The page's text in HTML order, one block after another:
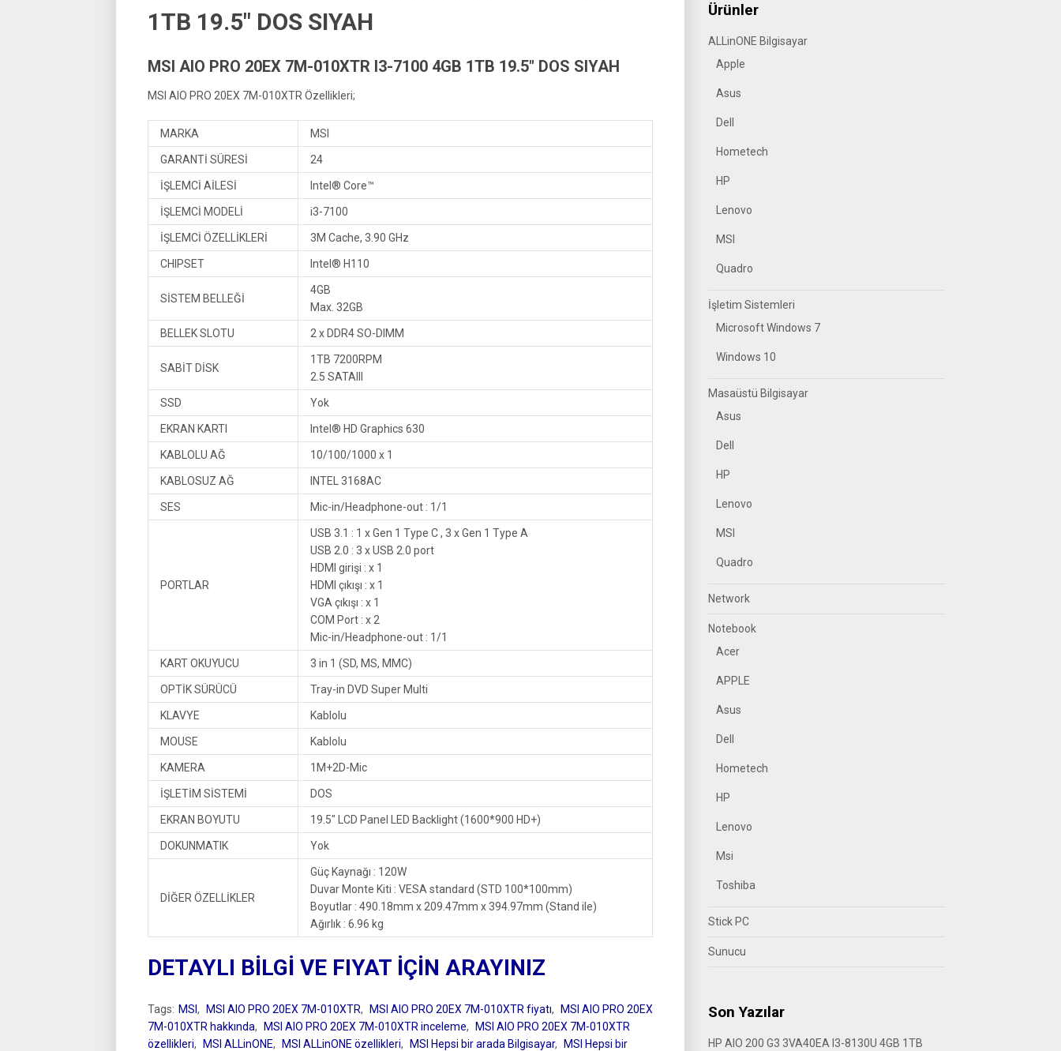
1TB 19.5″ DOS SIYAH
MSI AIO PRO 20EX 7M-010XTR I3-7100 4GB 1TB 19.5″ DOS SIYAH
MSI AIO PRO 20EX 7M-010XTR Özellikleri;
MARKA MSI
GARANTİ SÜRESİ 24
İŞLEMCİ AİLESİ Intel® Core™
İŞLEMCİ MODELİ i3-7100
İŞLEMCİ ÖZELLİKLERİ 3M Cache, 3.90 GHz
CHIPSET Intel® H110
SİSTEM BELLEĞİ
4GB
Max. 32GB
BELLEK SLOTU 2 x DDR4 SO-DIMM
SABİT DİSK
1TB 7200RPM
2.5 SATAIII
SSD Yok
EKRAN KARTI Intel® HD Graphics 630
KABLOLU AĞ 10/100/1000 x 1
KABLOSUZ AĞ INTEL 3168AC
SES Mic-in/Headphone-out : 1/1
PORTLAR
USB 3.1 : 1 x Gen 1 Type C , 3 x Gen 1 Type A
USB 2.0 : 3 x USB 2.0 port
HDMI girişi : x 1
HDMI çıkışı : x 1
VGA çıkışı : x 1
COM Port : x 2
Mic-in/Headphone-out : 1/1
KART OKUYUCU 3 in 1 (SD, MS, MMC)
OPTİK SÜRÜCÜ Tray-in DVD Super Multi
KLAVYE Kablolu
MOUSE Kablolu
KAMERA 1M+2D-Mic
İŞLETİM SİSTEMİ DOS
EKRAN BOYUTU 19.5″ LCD Panel LED Backlight (1600*900 HD+)
DOKUNMATIK Yok
DİĞER ÖZELLİKLER
Güç Kaynağı : 120W
Duvar Monte Kiti : VESA standard (STD 100*100mm)
Boyutlar : 490.18mm x 209.47mm x 394.97mm (Stand ile)
Ağırlık : 6.96 kg
DETAYLI BİLGİ VE FIYAT İÇİN ARAYINIZ
Tags: MSI , MSI AIO PRO 20EX 7M-010XTR, MSI AIO PRO 20EX 7M-010XTR fiyatı,
MSI AIO PRO 20EX
7M-010XTR hakkında, MSI AIO PRO 20EX 7M-010XTR inceleme,
MSI AIO PRO 20EX 7M-010XTR
özellikleri, MSI ALLinONE, MSI ALLinONE özellikleri, MSI Hepsi bir arada Bilgisayar,
MSI Hepsi bir
Ürünler
ALLinONE Bilgisayar
Apple
Asus
Dell
Hometech
HP
Lenovo
MSI
Quadro
İşletim Sistemleri
Microsoft Windows 7
Windows 10
Masaüstü Bilgisayar
Asus
Dell
HP
Lenovo
MSI
Quadro
Network
Notebook
Acer
APPLE
Asus
Dell
Hometech
HP
Lenovo
Msi
Toshiba
Stick PC
Sunucu
Son Yazılar
HP AIO 200 G3 3VA40EA I3-8130U 4GB 1TB